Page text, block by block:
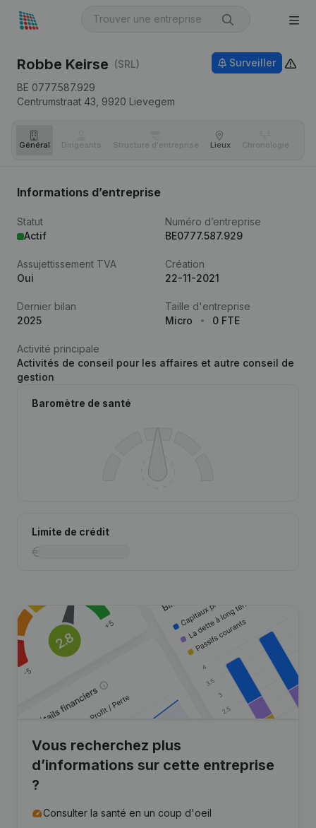
Robbe Keirse (SRL)
BE 0777.587.929
Centrumstraat 43, 9920 Lievegem
Surveiller
Général Dirigeants Structure d'entreprise Lieux Chronologie
Informations d’entreprise
Statut
Actif
Numéro d’entreprise
BE0777.587.929
Assujettissement TVA
Oui
Création
22-11-2021
Dernier bilan
2025
Taille d'entreprise
Micro
0 FTE
Activité principale
Activités de conseil pour les affaires et autre conseil de
gestion
Baromètre de santé
Limite de crédit
Vous recherchez plus
d’informations sur cette entreprise
?
Consulter la santé en un coup d'oeil